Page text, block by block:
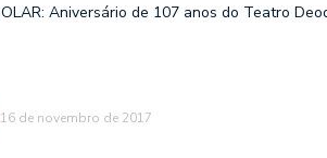
Aniversário de 107 anos do Teatro
16 de novembro de 2017